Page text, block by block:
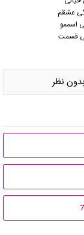
عشقم
اسممو
قسمت
بدون نظر